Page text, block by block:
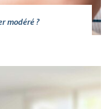
modéré ?